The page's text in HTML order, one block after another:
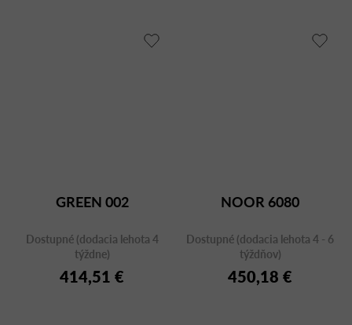
GREEN 002
Dostupné (dodacia lehota 4
týždne)
414,51 €
NOOR 6080
Dostupné (dodacia lehota 4 - 6
týždňov)
450,18 €